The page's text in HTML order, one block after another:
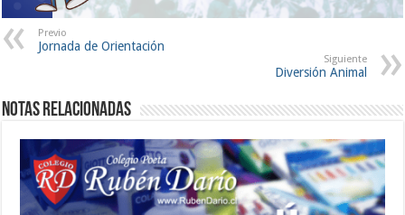
Previo
Jornada de Orientación
Siguiente
Diversión Animal
Notas Relacionadas